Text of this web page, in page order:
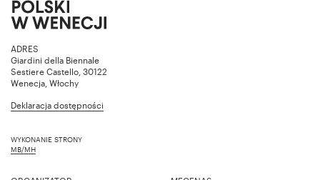
ADRES
Giardini della Biennale
Sestiere Castello, 30122
Wenecja, Włochy
Deklaracja dostępności
WYKONANIE STRONY
MB/MH